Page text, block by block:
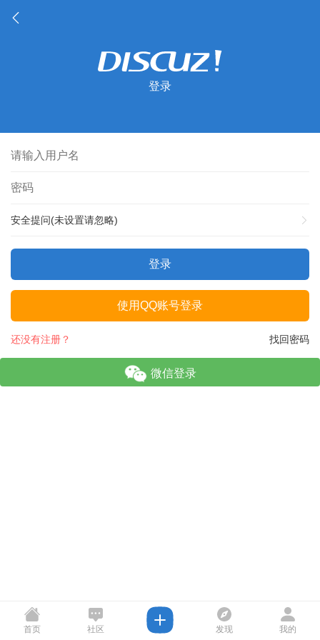
登录
安全提问(未设置请忽略)
登录
使用QQ账号登录
找回密码
还没有注册？
微信登录
首页 社区 发现 我的